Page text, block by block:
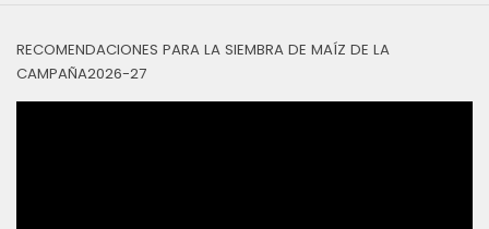
RECOMENDACIONES PARA LA SIEMBRA DE MAÍZ DE LA
CAMPAÑA2026-27